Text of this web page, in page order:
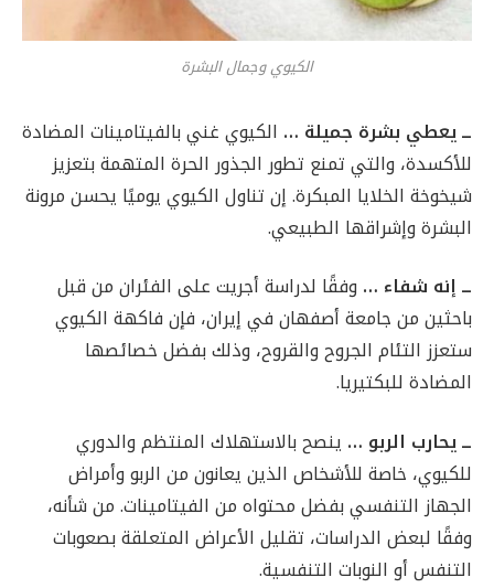
الكيوي وجمال البشرة
ــ يعطي بشرة جميلة … الكيوي غني بالفيتامينات المضادة
للأكسدة، والتي تمنع تطور الجذور الحرة المتهمة بتعزيز
شيخوخة الخلايا المبكرة. إن تناول الكيوي يوميًا يحسن مرونة
البشرة وإشراقها الطبيعي.
ــإنه شفاء … وفقًا لدراسة أجريت على الفئران من قبل
باحثين من جامعة أصفهان في إيران، فإن فاكهة الكيوي
ستعزز التئام الجروح والقروح، وذلك بفضل خصائصها
المضادة للبكتيريا.
ــ يحارب الربو … ينصح بالاستهلاك المنتظم والدوري
للكيوي، خاصة للأشخاص الذين يعانون من الربو وأمراض
الجهاز التنفسي بفضل محتواه من الفيتامينات. من شأنه،
وفقًا لبعض الدراسات، تقليل الأعراض المتعلقة بصعوبات
التنفس أو النوبات التنفسية.